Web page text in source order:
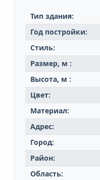
Тип здания:
Год постройки:
Стиль:
Размер, м :
Высота, м :
Цвет:
Материал:
Адрес:
Город:
Район:
Область: